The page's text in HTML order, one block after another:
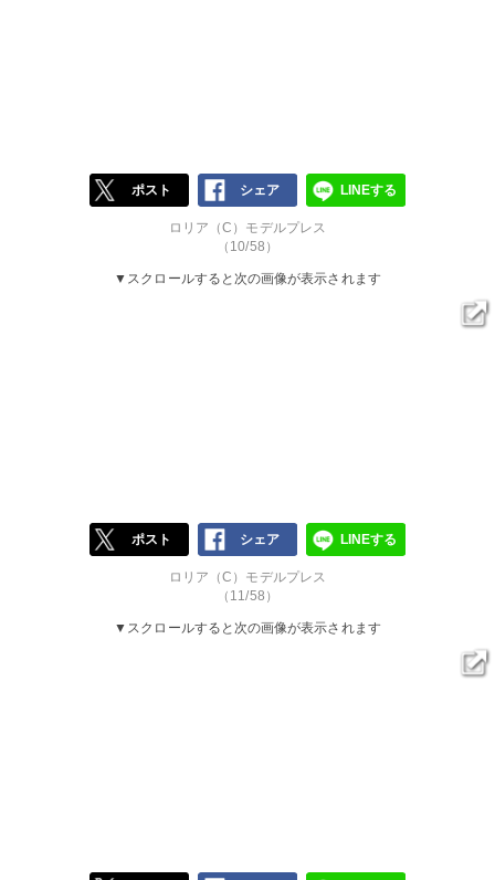
ポスト シェア LINEする
ロリア（C）モデルプレス
（10/58）
▼スクロールすると次の画像が表示されます
ポスト シェア LINEする
ロリア（C）モデルプレス
（11/58）
▼スクロールすると次の画像が表示されます